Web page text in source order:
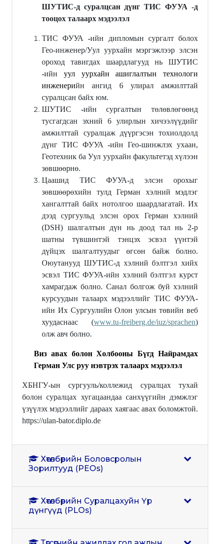
ШУТИС-д суралцсан дүнг ТИС ФУУА -д
тооцох талаарх мэдээлэл
ТИС ФУУА-ийн дипломын сургалт болох
Гео-инженер/Уул уурхайн мэргэжлээр элсэн
ороход тавигдах шаардлагууд нь ШУТИС
-ийн уул уурхайн ашиглалтын технологи
инженерийн ангид 6 улирал амжилттай
суралцсан байх юм.
ШУТИС -ийн сургалтын төлөвлөгөөнд
тусгагдсан эхний 6 улирлын хичээлүүдийг
амжилттай суралцаж дүүргэсэн тохиолдолд
дүнг ТИС ФУУА-ийн Гео-шинжлэх ухаан,
Геотехник ба Уул уурхайн факультетэд хүлээн
зөвшөөрнө.
Цаашид ТИС ФУУА-д элсэн орохыг
зөвшөөрөхийн тулд Герман хэлний мэдлэг
хангалттай байх нотолгоо шаардлагатай. Их
дээд сургуульд элсэн орох Герман хэлний
(DSH) шалгалтын дүн нь доод тал нь 2-р
шатны түвшинтэй тэнцэх эсвэл үүнтэй
дүйцэх шалгалтуудыг өгсөн байж болно.
Оюутанууд ШУТИС-д хэлний бэлтгэл хийх
эсвэл ТИС ФУУА-ийн хэлний бэлтгэл курст
хамрагдаж болно. Санал болгож буй хэлний
курсуудын талаарх мэдээллийг ТИС ФУУА-
ийн Их Сургуулийн Олон улсын төвийн веб
хуудаснаас (www.tu-freiberg.de/iuz/sprachen)
олж авч болно.
Виз авах болон Холбооны Бүгд Найрамдах
Герман Улс руу нэвтрэх талаарх мэдээлэл
ХБНГУ-ын сургууль/коллежид суралцах тухай
болон суралцах хугацаандаа санхүүгийн дэмжлэг
үзүүлэх мэдээллийг дараах хаягаас авах боломжтой.
https://ulan-bator.diplo.de
Зорилтууд (PEOs)
дүнгүүд (PLOs)